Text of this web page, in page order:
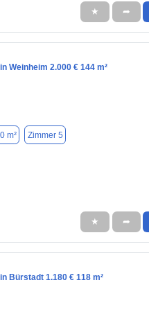
★ ➦
Weinheim 2.000 € 144 m²
m² Zimmer 5
★ ➦
Bürstadt 1.180 € 118 m²